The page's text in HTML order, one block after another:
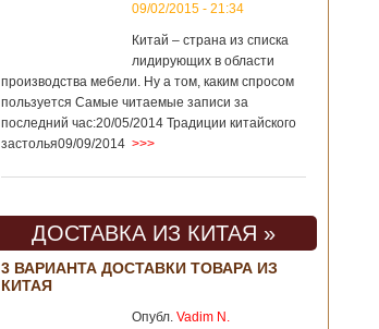
09/02/2015 - 21:34
Китай – страна из списка
лидирующих в области
производства мебели. Ну а том, каким спросом
пользуется Самые читаемые записи за
последний час:20/05/2014 Традиции китайского
застолья09/09/2014 >>>
ДОСТАВКА ИЗ КИТАЯ »
3 ВАРИАНТА ДОСТАВКИ ТОВАРА ИЗ
КИТАЯ
Опубл. Vadim N.